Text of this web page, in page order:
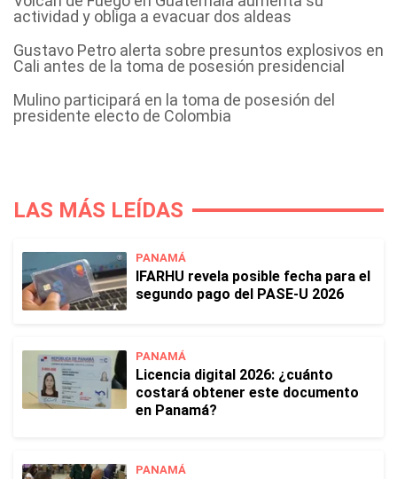
actividad y obliga a evacuar dos aldeas
Gustavo Petro alerta sobre presuntos explosivos en
Cali antes de la toma de posesión presidencial
Mulino participará en la toma de posesión del
presidente electo de Colombia
LAS MÁS LEÍDAS
PANAMÁ
IFARHU revela posible fecha para el
segundo pago del PASE-U 2026
PANAMÁ
Licencia digital 2026: ¿cuánto
costará obtener este documento
en Panamá?
PANAMÁ